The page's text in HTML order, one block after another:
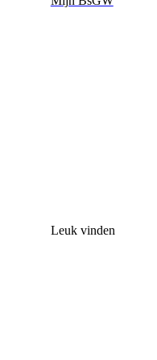
Leuk vinden